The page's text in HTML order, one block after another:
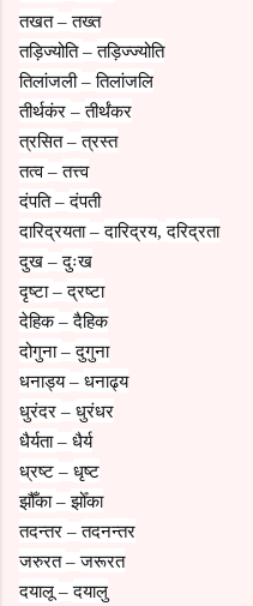
तखत–तख्त
तड़िज्योति–तड़िज्ज्योति
तिलांजली–तिलांजलि
तीर्थकंर –तीर्थंकर
त्रसित–त्रस्त
तत्व–तत्त्व
दंपति–दंपती
दारिद्रयता–दारिद्रय,दरिद्रता
दुख –दुःख
दृष्टा–द्रष्टा
देहिक–दैहिक
दोगुना–दुगुना
धनाड्य– धनाढ्य
धुरंदर – धुरंधर
धैर्यता– धैर्य
ध्रष्ट – धृष्ट
झौँका–झोँका
तदन्तर –तदनन्तर
जरुरत–जरूरत
दयालू –दयालु